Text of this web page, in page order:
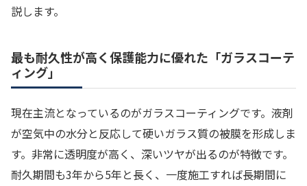
説します。
最も耐久性が高く保護能力に優れた「ガラスコーテ
ィング」
現在主流となっているのがガラスコーティングです。液剤
が空気中の水分と反応して硬いガラス質の被膜を形成しま
す。非常に透明度が高く、深いツヤが出るのが特徴です。
耐久期間も3年から5年と長く、一度施工すれば長期間に